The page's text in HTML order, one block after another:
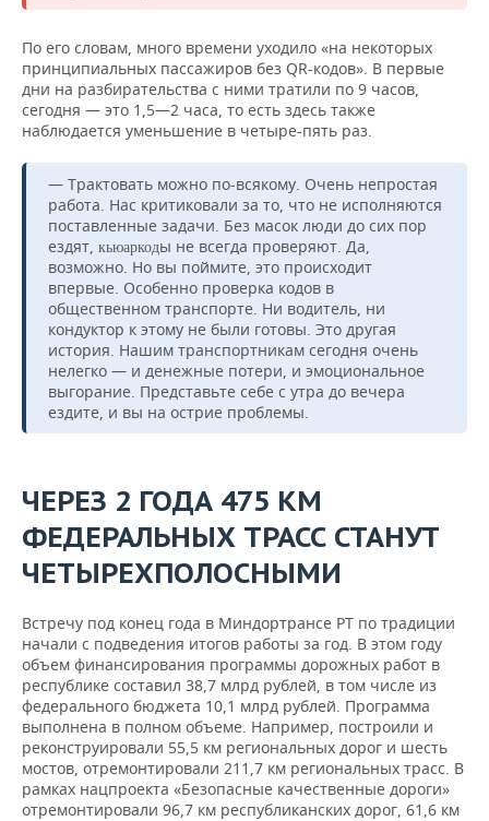
По его словам, много времени уходило «на некоторых
принципиальных пассажиров без QR-кодов». В первые
дни на разбирательства с ними тратили по 9 часов,
сегодня — это 1,5—2 часа, то есть здесь также
наблюдается уменьшение в четыре-пять раз.
— Трактовать можно по-всякому. Очень непростая
работа. Нас критиковали за то, что не исполняются
поставленные задачи. Без масок люди до сих пор
ездят, кьюаркоды не всегда проверяют. Да,
возможно. Но вы поймите, это происходит
впервые. Особенно проверка кодов в
общественном транспорте. Ни водитель, ни
кондуктор к этому не были готовы. Это другая
история. Нашим транспортникам сегодня очень
нелегко — и денежные потери, и эмоциональное
выгорание. Представьте себе с утра до вечера
ездите, и вы на острие проблемы.
ЧЕРЕЗ 2 ГОДА 475 КМ
ФЕДЕРАЛЬНЫХ ТРАСС СТАНУТ
ЧЕТЫРЕХПОЛОСНЫМИ
Встречу под конец года в Миндортрансе РТ по традиции
начали с подведения итогов работы за год. В этом году
объем финансирования программы дорожных работ в
республике составил 38,7 млрд рублей, в том числе из
федерального бюджета 10,1 млрд рублей. Программа
выполнена в полном объеме. Например, построили и
реконструировали 55,5 км региональных дорог и шесть
мостов, отремонтировали 211,7 км региональных трасс. В
рамках нацпроекта «Безопасные качественные дороги»
отремонтировали 96,7 км республиканских дорог, 61,6 км